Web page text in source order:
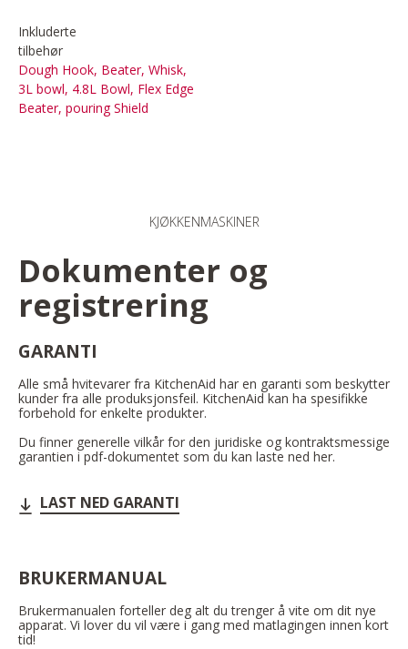
Inkluderte
tilbehør
Dough Hook, Beater, Whisk,
3L bowl, 4.8L Bowl, Flex Edge
Beater, pouring Shield
KJØKKENMASKINER
Dokumenter og
registrering
GARANTI
Alle små hvitevarer fra KitchenAid har en garanti som beskytter
kunder fra alle produksjonsfeil. KitchenAid kan ha spesifikke
forbehold for enkelte produkter.
Du finner generelle vilkår for den juridiske og kontraktsmessige
garantien i pdf-dokumentet som du kan laste ned her.
LAST NED GARANTI
BRUKERMANUAL
Brukermanualen forteller deg alt du trenger å vite om dit nye
apparat. Vi lover du vil være i gang med matlagingen innen kort
tid!